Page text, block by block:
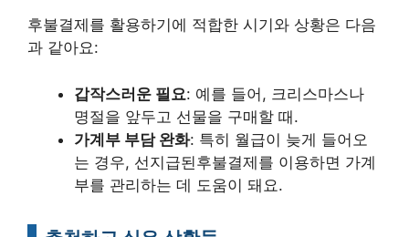
후불결제를 활용하기에 적합한 시기와 상황은 다음
과 같아요:
갑작스러운 필요: 예를 들어, 크리스마스나
명절을 앞두고 선물을 구매할 때.
가계부 부담 완화: 특히 월급이 늦게 들어오
는 경우, 선지급된후불결제를 이용하면 가계
부를 관리하는 데 도움이 돼요.